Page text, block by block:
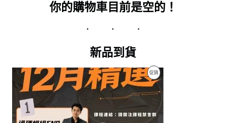
你的購物車目前是空的！
新品到貨
促銷 特